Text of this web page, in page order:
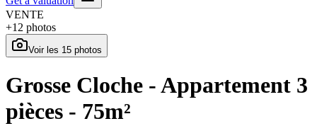
VENTE
+12 photos
Voir les 15 photos
Grosse Cloche - Appartement 3
pièces - 75m²